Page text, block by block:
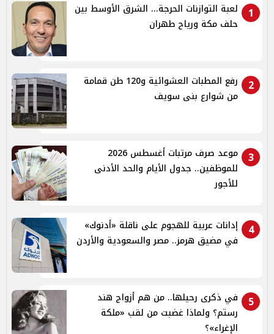
1
لعبة التوازنات الحرجة... الشرق الأوسط بين
حلف مكة ورياح طهران
2
رفع المطبات العشوائية و120 طن قمامة
من شوارع بنى سويف
3
موعد صرف مرتبات أغسطس 2026
للموظفين.. جدول الأيام والحد الأدنى
للأجور
4
إدانات عربية للهجوم على ناقلة «أدنوك»
في مضيق هرمز.. مصر والسعودية والأردن
5
في ذكرى رحيلها.. من هم أزواج هند
رستم؟ ولماذا غضبت من لقب «ملكة
الإغراء»؟